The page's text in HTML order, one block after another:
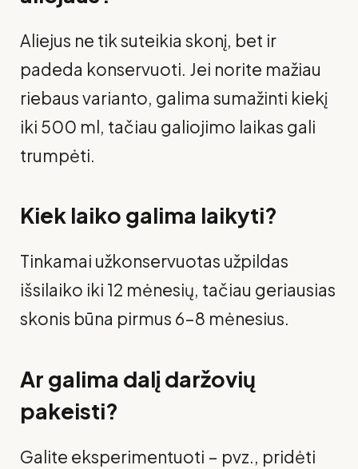
Aliejus ne tik suteikia skonį, bet ir
padeda konservuoti. Jei norite mažiau
riebaus varianto, galima sumažinti kiekį
iki 500 ml, tačiau galiojimo laikas gali
trumpėti.
Kiek laiko galima laikyti?
Tinkamai užkonservuotas užpildas
išsilaiko iki 12 mėnesių, tačiau geriausias
skonis būna pirmus 6–8 mėnesius.
Ar galima dalį daržovių
pakeisti?
Galite eksperimentuoti – pvz., pridėti